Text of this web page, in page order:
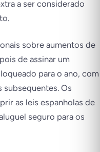
a ser considerado
sobre aumentos de
de assinar um
para o ano, com
Os
as leis espanholas de
seguro para os